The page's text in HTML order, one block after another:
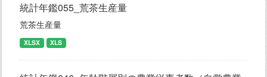
統計年鑑055_荒茶生産量
荒茶生産量
XLSX XLS